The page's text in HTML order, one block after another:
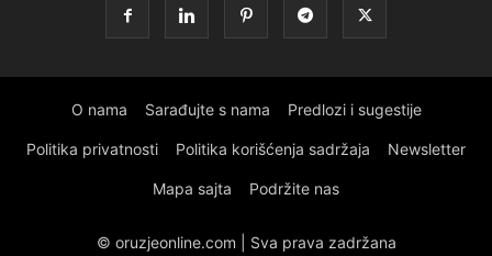
O nama Sarađujte s nama Predlozi i sugestije
Politika privatnosti Politika korišćenja sadržaja Newsletter
Mapa sajta Podržite nas
© oruzjeonline.com | Sva prava zadržana